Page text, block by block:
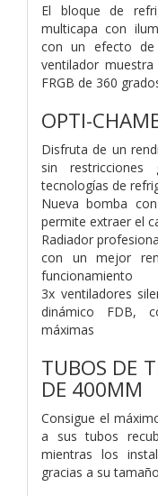
El bloque de
multicapa con
con un efecto de
ventilador
FRGB de 360
OPTI-
Disfruta de un
sin
tecnologías de
Nueva bomba
permite extraer el
Radiador
con un mejor
funcionamiento
3x ventiladores
dinámico FDB,
máximas
TUBOS DE
DE 400MM
Consigue el
a sus tubos
mientras los
gracias a su